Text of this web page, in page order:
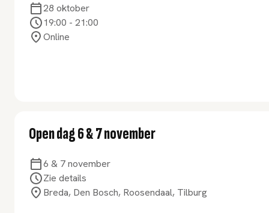
28 oktober
19:00 - 21:00
Online
Open dag 6 & 7 november
6 & 7 november
Zie details
Breda, Den Bosch, Roosendaal, Tilburg